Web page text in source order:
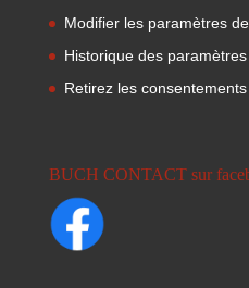
Modifier les paramètres
Historique des
Retirez les consentements
BUCH CONTACT sur